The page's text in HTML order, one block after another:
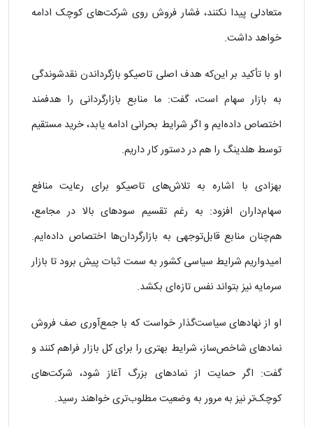
متعادلی پیدا نکنند، فشار فروش روی شرکت‌های کوچک ادامه
خواهد داشت.
او با تأکید بر این‌که هدف اصلی تاصیکو بازگرداندن نقدشوندگی
به بازار سهام است، گفت: ما منابع بازارگردانی را هدفمند
اختصاص داده‌ایم و اگر شرایط بحرانی ادامه یابد، خرید مستقیم
توسط هلدینگ را هم در دستور کار داریم.
بهزادی با اشاره به تلاش‌های تاصیکو برای رعایت منافع
سهام‌داران افزود: به رغم تقسیم سودهای بالا در مجامع،
هم‌چنان منابع قابل‌توجهی به بازارگردان‌ها اختصاص داده‌ایم.
امیدواریم شرایط سیاسی کشور به سمت ثبات پیش برود تا بازار
سرمایه نیز بتواند نفس تازه‌ای بکشد.
او از نهادهای سیاست‌گذار خواست که با جمع‌آوری صف فروش
نمادهای شاخص‌ساز، شرایط بهتری را برای کل بازار فراهم کنند و
گفت: اگر حمایت از نمادهای بزرگ آغاز شود، شرکت‌های
کوچک‌تر نیز به مرور به وضعیت مطلوب‌تری خواهند رسید.